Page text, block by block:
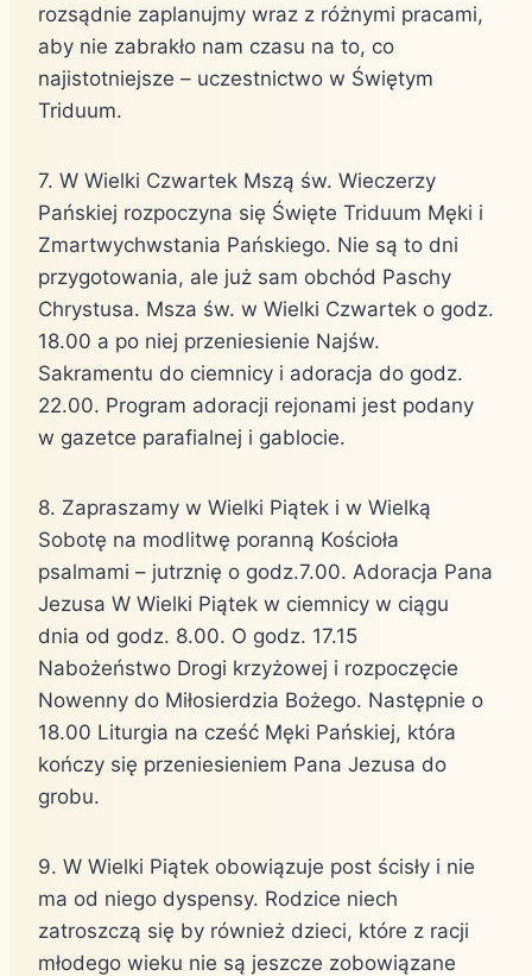
rozsądnie zaplanujmy wraz z różnymi pracami,
aby nie zabrakło nam czasu na to, co
najistotniejsze – uczestnictwo w Świętym
Triduum.
7. W Wielki Czwartek Mszą św. Wieczerzy
Pańskiej rozpoczyna się Święte Triduum Męki i
Zmartwychwstania Pańskiego. Nie są to dni
przygotowania, ale już sam obchód Paschy
Chrystusa. Msza św. w Wielki Czwartek o godz.
18.00 a po niej przeniesienie Najśw.
Sakramentu do ciemnicy i adoracja do godz.
22.00. Program adoracji rejonami jest podany
w gazetce parafialnej i gablocie.
8. Zapraszamy w Wielki Piątek i w Wielką
Sobotę na modlitwę poranną Kościoła
psalmami – jutrznię o godz.7.00. Adoracja Pana
Jezusa W Wielki Piątek w ciemnicy w ciągu
dnia od godz. 8.00. O godz. 17.15
Nabożeństwo Drogi krzyżowej i rozpoczęcie
Nowenny do Miłosierdzia Bożego. Następnie o
18.00 Liturgia na cześć Męki Pańskiej, która
kończy się przeniesieniem Pana Jezusa do
grobu.
9. W Wielki Piątek obowiązuje post ścisły i nie
ma od niego dyspensy. Rodzice niech
zatroszczą się by również dzieci, które z racji
młodego wieku nie są jeszcze zobowiązane